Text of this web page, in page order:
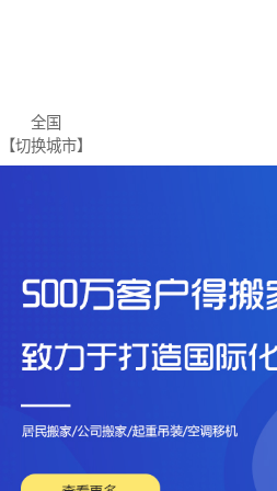
全国
【切换城市】